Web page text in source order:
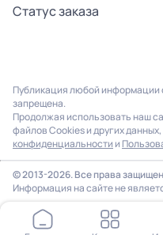
Статус заказа
Публикация любой информации
запрещена.
Продолжая использовать наш
файлов Cookies и других
конфиденциальности и
© 2013-2026. Все права
Информация на сайте не
Продолжая использовать
использование файлов
конфиденциальности.